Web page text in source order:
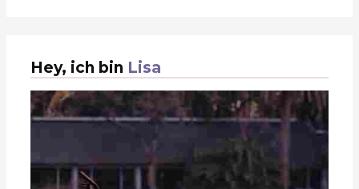
Hey, ich bin Lisa